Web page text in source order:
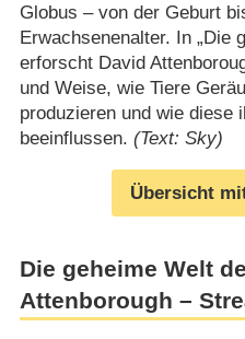
Globus – von der Geburt
Erwachsenenalter. In „Die
erforscht David
und Weise, wie Tiere
produzieren und wie diese
beeinflussen. (Text: Sky)
Übersicht
Die geheime Welt
Attenborough –